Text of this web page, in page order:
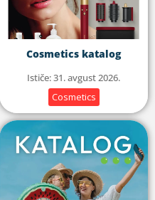
Cosmetics katalog
Ističe: 31. avgust 2026.
Cosmetics